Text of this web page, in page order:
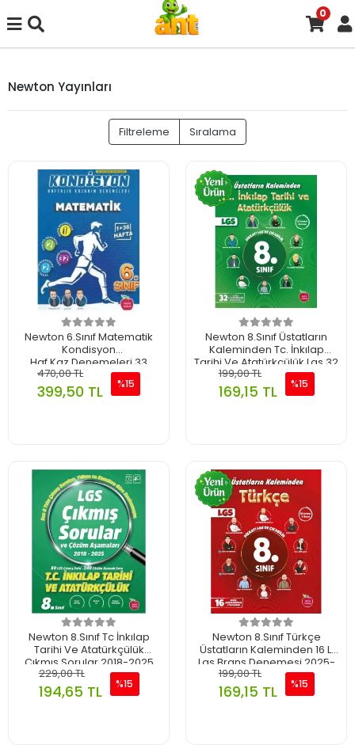
0
Newton Yayınları
Filtreleme Sıralama
Newton 6.Sınıf Matematik
Kondisyon
Haf.Kaz.Denemeleri 33
Hafta 2025-26
470,00 TL
399,50 TL %15
Newton 8.Sınıf Üstatların
Kaleminden Tc. İnkılap
Tarihi Ve Atatürkçülük Lgs 32
Li Branş Denemesi 2025-26
199,00 TL
169,15 TL %15
Newton 8.Sınıf Tc İnkılap
Tarihi Ve Atatürkçülük
Çıkmış Sorular 2018-2025
229,00 TL
194,65 TL %15
Newton 8.Sınıf Türkçe
Üstatların Kaleminden 16 Lı
Lgs Branş Denemesi 2025-
26
199,00 TL
169,15 TL %15